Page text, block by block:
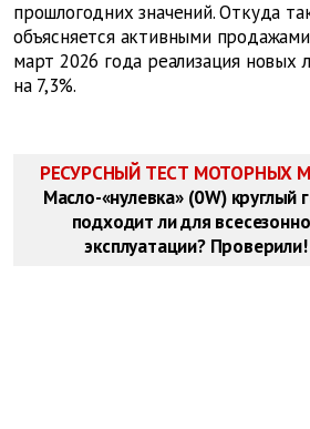
прошлогодних значений. Откуда
объясняется активными
март 2026 года реализация новых
на 7,3%.
РЕСУРСНЫЙ ТЕСТ МОТОРНЫХ
Масло-«нулевка» (0W) круглый
подходит ли для
эксплуатации? Проверили!